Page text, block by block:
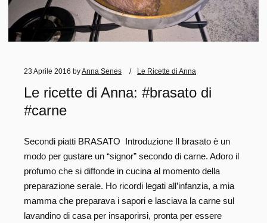
23 Aprile 2016 byAnna Senes Le Ricette di Anna
Le ricette di Anna: #brasato di
#carne
Secondi piatti BRASATO Introduzione Il brasato è un
modo per gustare un “signor” secondo di carne. Adoro il
profumo che si diffonde in cucina al momento della
preparazione serale. Ho ricordi legati all’infanzia, a mia
mamma che preparava i sapori e lasciava la carne sul
lavandino di casa per insaporirsi, pronta per essere